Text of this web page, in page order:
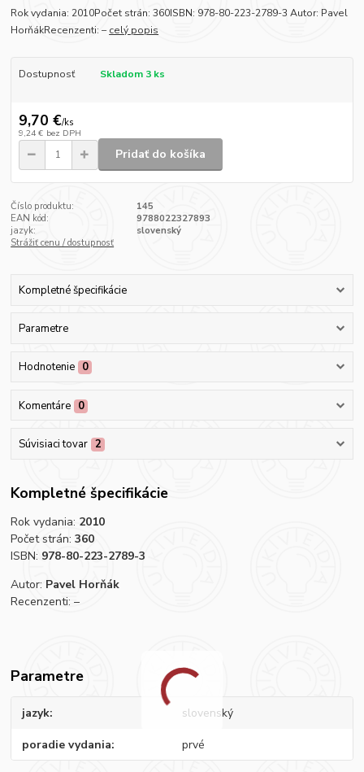
Rok vydania: 2010Počet strán: 360ISBN: 978-80-223-2789-3 Autor: Pavel
HorňákRecenzenti: – celý popis
Dostupnosť Skladom 3 ks
9,70 €/ks
9,24 € bez DPH
Pridať do košíka
Číslo produktu:
145
EAN kód:
9788022327893
jazyk:
slovenský
Strážiť cenu / dostupnosť
Kompletné špecifikácie
Parametre
Hodnotenie 0
Komentáre 0
Súvisiaci tovar 2
Kompletné špecifikácie
Rok vydania: 2010
Počet strán:360
ISBN: 978-80-223-2789-3
Autor: Pavel Horňák
Recenzenti: –
Parametre
jazyk slovenský
poradie vydania prvé